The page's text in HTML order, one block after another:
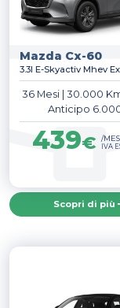
1.500€(590)
Mazda Cx-60
36 Mesi| 30.000
Anticipo
439€ /
IVA
Scopri di più